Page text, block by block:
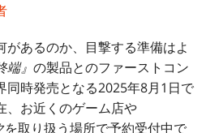
があるのか、目撃する準備はよ
端』の製品とのファーストコン
同時発売となる2025年8月1日で
、お近くのゲーム店や
を取り扱う場所で予約受付中で